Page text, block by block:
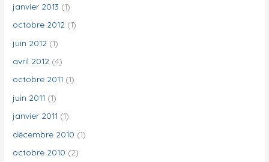
janvier 2013 (1)
octobre 2012 (1)
juin 2012 (1)
avril 2012 (4)
octobre 2011 (1)
juin 2011 (1)
janvier 2011 (1)
décembre 2010 (1)
octobre 2010 (2)